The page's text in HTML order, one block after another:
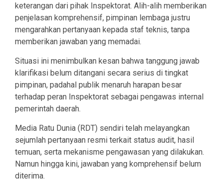
keterangan dari pihak Inspektorat. Alih-alih memberikan
penjelasan komprehensif, pimpinan lembaga justru
mengarahkan pertanyaan kepada staf teknis, tanpa
memberikan jawaban yang memadai.
Situasi ini menimbulkan kesan bahwa tanggung jawab
klarifikasi belum ditangani secara serius di tingkat
pimpinan, padahal publik menaruh harapan besar
terhadap peran Inspektorat sebagai pengawas internal
pemerintah daerah.
Media Ratu Dunia (RDT) sendiri telah melayangkan
sejumlah pertanyaan resmi terkait status audit, hasil
temuan, serta mekanisme pengawasan yang dilakukan.
Namun hingga kini, jawaban yang komprehensif belum
diterima.